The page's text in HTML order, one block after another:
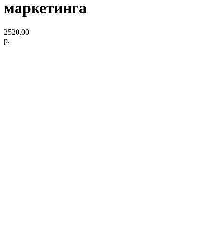
маркетинга
2520,00
р.